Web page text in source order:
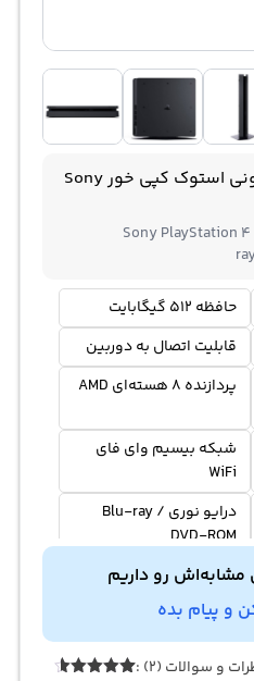
پلی استیشن 4 اسلیم سونی استوک کپی خور Sony
Sony PlayStation
حافظه 512 گیگابایت
قابلیت اتصال به دوربین
پردازنده 8 هسته‌ای AMD‌
شبکه بیسیم وای فای
WiFi
درایو نوری Blu-ray /
DVD-ROM
رو داریم
و پیام بده
و سوالات (2) :